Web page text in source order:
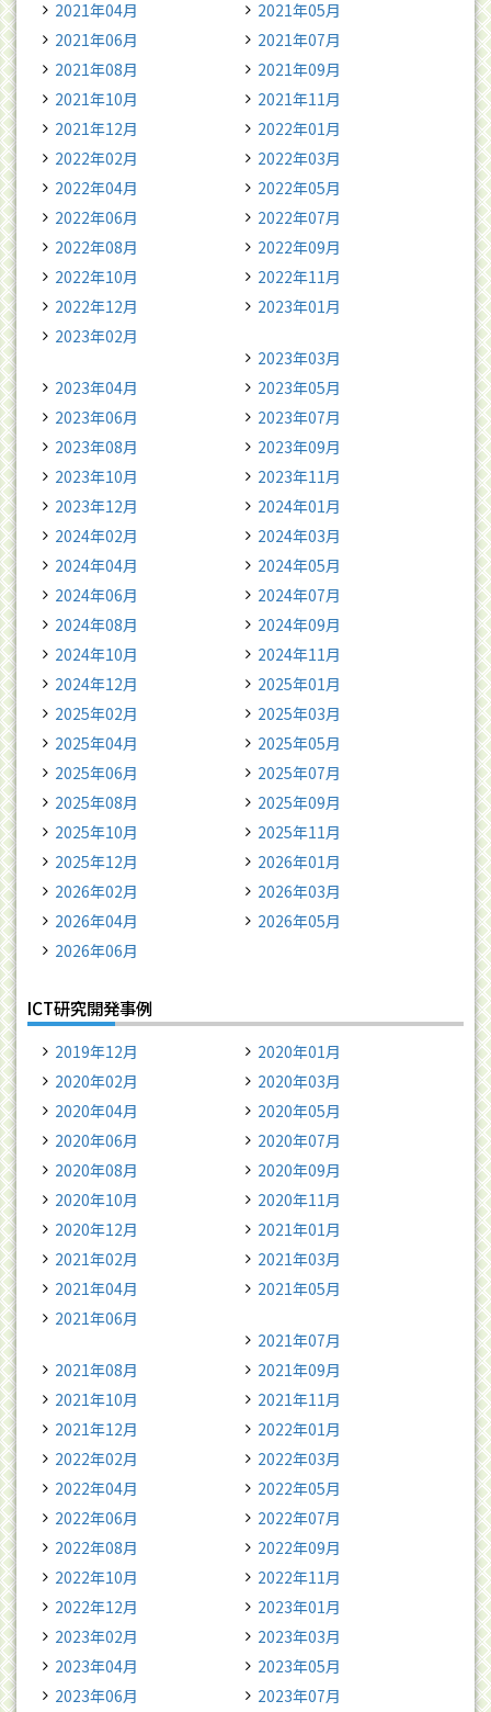
2021年04月
2021年05月
2021年06月
2021年07月
2021年08月
2021年09月
2021年10月
2021年11月
2021年12月
2022年01月
2022年02月
2022年03月
2022年04月
2022年05月
2022年06月
2022年07月
2022年08月
2022年09月
2022年10月
2022年11月
2022年12月
2023年01月
2023年02月
2023年03月
2023年04月
2023年05月
2023年06月
2023年07月
2023年08月
2023年09月
2023年10月
2023年11月
2023年12月
2024年01月
2024年02月
2024年03月
2024年04月
2024年05月
2024年06月
2024年07月
2024年08月
2024年09月
2024年10月
2024年11月
2024年12月
2025年01月
2025年02月
2025年03月
2025年04月
2025年05月
2025年06月
2025年07月
2025年08月
2025年09月
2025年10月
2025年11月
2025年12月
2026年01月
2026年02月
2026年03月
2026年04月
2026年05月
2026年06月
ICT研究開発事例
2019年12月
2020年01月
2020年02月
2020年03月
2020年04月
2020年05月
2020年06月
2020年07月
2020年08月
2020年09月
2020年10月
2020年11月
2020年12月
2021年01月
2021年02月
2021年03月
2021年04月
2021年05月
2021年06月
2021年07月
2021年08月
2021年09月
2021年10月
2021年11月
2021年12月
2022年01月
2022年02月
2022年03月
2022年04月
2022年05月
2022年06月
2022年07月
2022年08月
2022年09月
2022年10月
2022年11月
2022年12月
2023年01月
2023年02月
2023年03月
2023年04月
2023年05月
2023年06月
2023年07月